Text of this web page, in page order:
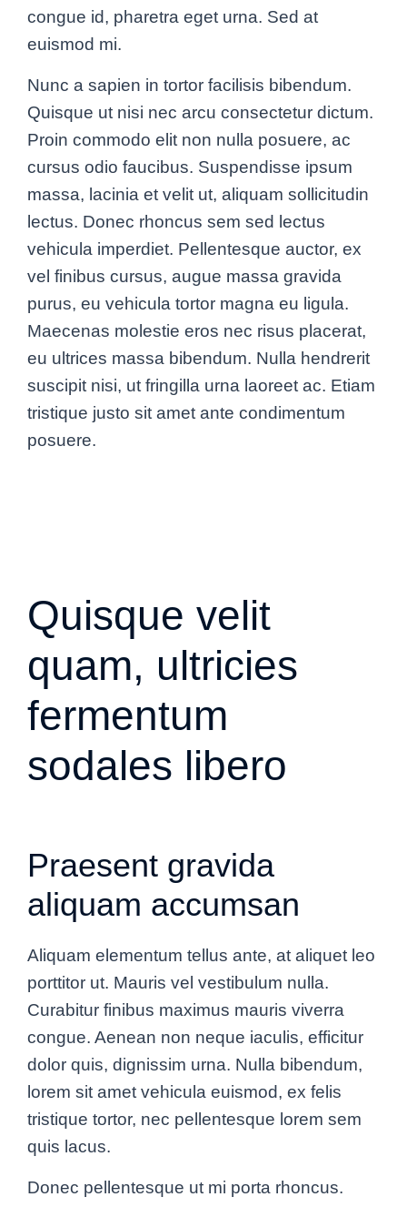
congue id, pharetra eget urna. Sed at
euismod mi.
Nunc a sapien in tortor facilisis bibendum.
Quisque ut nisi nec arcu consectetur dictum.
Proin commodo elit non nulla posuere, ac
cursus odio faucibus. Suspendisse ipsum
massa, lacinia et velit ut, aliquam sollicitudin
lectus. Donec rhoncus sem sed lectus
vehicula imperdiet. Pellentesque auctor, ex
vel finibus cursus, augue massa gravida
purus, eu vehicula tortor magna eu ligula.
Maecenas molestie eros nec risus placerat,
eu ultrices massa bibendum. Nulla hendrerit
suscipit nisi, ut fringilla urna laoreet ac. Etiam
tristique justo sit amet ante condimentum
posuere.
Quisque velit
quam, ultricies
fermentum
sodales libero
Praesent gravida
aliquam accumsan
Aliquam elementum tellus ante, at aliquet leo
porttitor ut. Mauris vel vestibulum nulla.
Curabitur finibus maximus mauris viverra
congue. Aenean non neque iaculis, efficitur
dolor quis, dignissim urna. Nulla bibendum,
lorem sit amet vehicula euismod, ex felis
tristique tortor, nec pellentesque lorem sem
quis lacus.
Donec pellentesque ut mi porta rhoncus.